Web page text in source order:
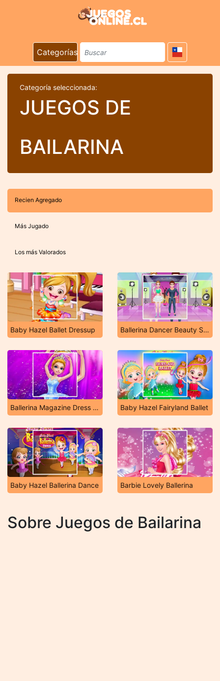
Categorías
Categoría seleccionada:
JUEGOS DE
BAILARINA
Recien Agregado
Más Jugado
Los más Valorados
Baby Hazel Ballet Dressup Ballerina Dancer Beauty Salon
Ballerina Magazine Dress Up Baby Hazel Fairyland Ballet
Baby Hazel Ballerina Dance Barbie Lovely Ballerina
Sobre Juegos de Bailarina